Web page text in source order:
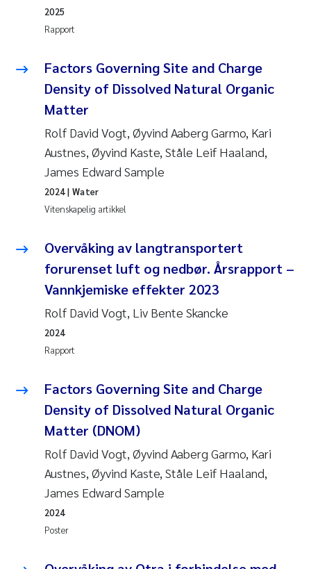
Rapport
2025
Factors Governing Site and Charge
Density of Dissolved Natural Organic
Matter
Rolf David Vogt, Øyvind Aaberg Garmo, Kari
Austnes, Øyvind Kaste, Ståle Leif Haaland,
James Edward Sample
Vitenskapelig artikkel
2024| Water
Overvåking av langtransportert
forurenset luft og nedbør. Årsrapport –
Vannkjemiske effekter 2023
Rolf David Vogt, Liv Bente Skancke
Rapport
2024
Factors Governing Site and Charge
Density of Dissolved Natural Organic
Matter (DNOM)
Rolf David Vogt, Øyvind Aaberg Garmo, Kari
Austnes, Øyvind Kaste, Ståle Leif Haaland,
James Edward Sample
Poster
2024